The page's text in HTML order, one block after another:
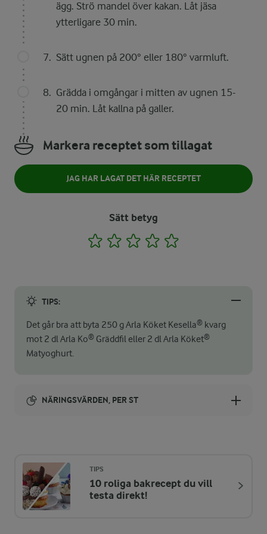
ägg. Strö mandel över kakan. Låt jäsa
ytterligare 30 min.
Sätt ugnen på 200° eller 180° varmluft.
Grädda i omgångar i mitten av ugnen 15-
20 min. Låt kallna på galler.
Markera receptet som tillagat
JAG HAR LAGAT DET HÄR RECEPTET
Sätt betyg
1 2 3 4
TIPS:
Det går bra att byta 250 g Arla Köket Kesella® kvarg
mot 2 dl Arla Ko® Gräddfil eller 2 dl Arla Köket®
Matyoghurt.
NÄRINGSVÄRDEN, PER ST
ENERGIDISTRIBUTION %
NÄRINGSVÄRDEN PER ST
TIPS
10 roliga bakrecept du vill
testa direkt!